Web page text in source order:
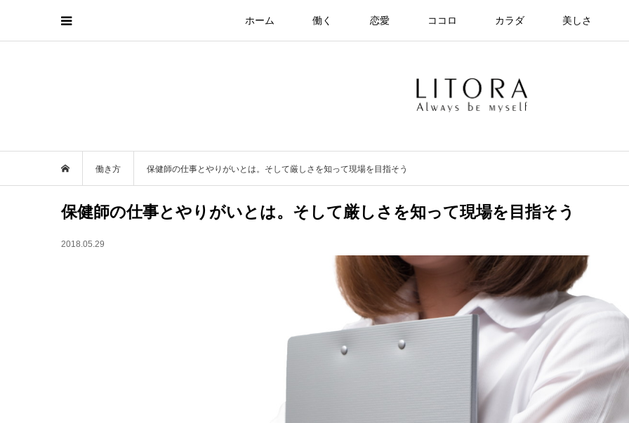
ホーム 働く 恋愛 ココロ カラダ 美しさ
働き方 保健師の仕事とやりがいとは。そして厳しさを知って現場を目指そう
保健師の仕事とやりがいとは。そして厳しさを知って現場を目指そう
2018.05.29